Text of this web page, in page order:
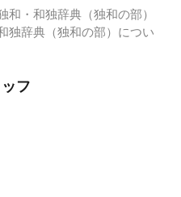
和・和独辞典（独和の部）
独辞典（独和の部）につい
フ